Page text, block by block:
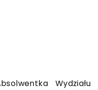
Wydziału